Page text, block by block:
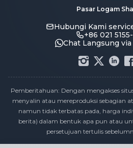
Pasar Logam
Hubungi Kami
+86 021
Chat Langsung
Pemberitahuan: Dengan mengakses
menyalin atau mereproduksi sebagian
namun tidak terbatas pada, harga
berita) dalam bentuk apa pun atau
persetujuan tertulis